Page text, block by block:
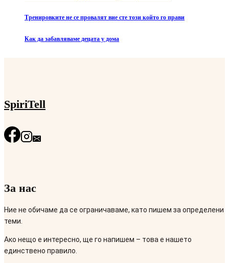
Тренировките не се провалят вие сте този който го прави
Как да забавляваме децата у дома
SpiriTell
За нас
Ние не обичаме да се ограничаваме, като пишем за определени
теми.
Ако нещо е интересно, ще го напишем – това е нашето
единствено правило.